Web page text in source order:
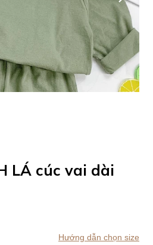
LÁ cúc vai dài
Hướng dẫn chọn size